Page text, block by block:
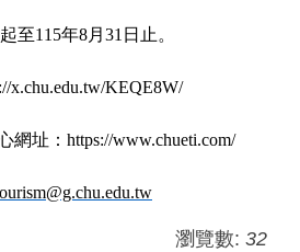
至115年8月31日止。
x.chu.edu.tw/KEQE8W/
網址：https://www.chueti.com/
瀏覽數: 32